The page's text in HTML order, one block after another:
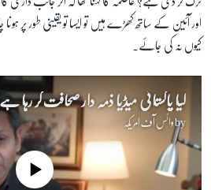
اور آئین کے ساتھ کھڑے ہیں تو ایسا تو یقینی طور پر
کیوں نہ کی جائے۔
کیا پاکستانی میڈیا ذمہ دار صحافت کر رہا
byوائس آف امریکہ
currently available